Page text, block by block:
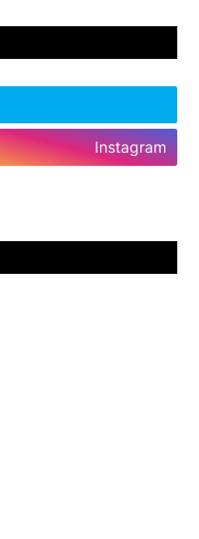
Instagram